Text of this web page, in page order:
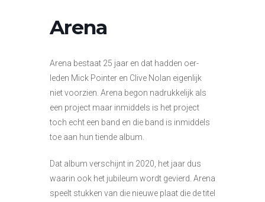
Arena
Arena bestaat 25 jaar en dat hadden oer-
leden Mick Pointer en Clive Nolan eigenlijk
niet voorzien. Arena begon nadrukkelijk als
een project maar inmiddels is het project
toch echt een band en die band is inmiddels
toe aan hun tiende album.
Dat album verschijnt in 2020, het jaar dus
waarin ook het jubileum wordt gevierd. Arena
speelt stukken van die nieuwe plaat die de titel